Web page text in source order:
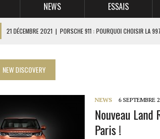
NEWS ESSAIS
21 DÉCEMBRE 2021 | PORSCHE 911 : POURQUOI CHOISIR LA
GROUPE 3 : ALPINE A110 1600 S VS PORSCHE 911 2,7 RS
| DE L’HUILE SUR LA PISTE – ART CARS
EXPO MAZDA 100 ANS – AUTOWORLD MUSEUM BRUSSELS
NEW DISCOVERY
NEWS 6 SEPTEMBRE
Nouveau
Paris !